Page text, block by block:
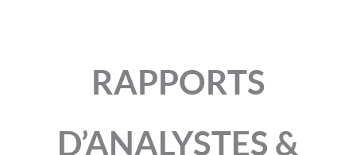
RAPPORTS
D’ANALYSTES &